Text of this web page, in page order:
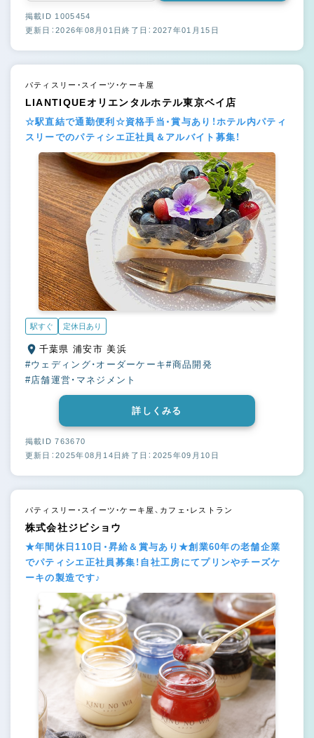
掲載ID 1005454
更新日：2026年08月01日終了日：2027年01月15日
パティスリー・スイーツ・ケーキ屋
LIANTIQUEオリエンタルホテル東京ベイ店
☆駅直結で通勤便利☆資格手当・賞与あり！ホテル内パティ
スリーでのパティシエ正社員＆アルバイト募集！
駅すぐ 定休日あり
千葉県 浦安市 美浜
#ウェディング・オーダーケーキ#商品開発
#店舗運営・マネジメント
詳しくみる
掲載ID 763670
更新日：2025年08月14日終了日：2025年09月10日
パティスリー・スイーツ・ケーキ屋、カフェ・レストラン
株式会社ジビショウ
★年間休日110日・昇給＆賞与あり★創業60年の老舗企業
でパティシエ正社員募集！自社工房にてプリンやチーズケ
ーキの製造です♪